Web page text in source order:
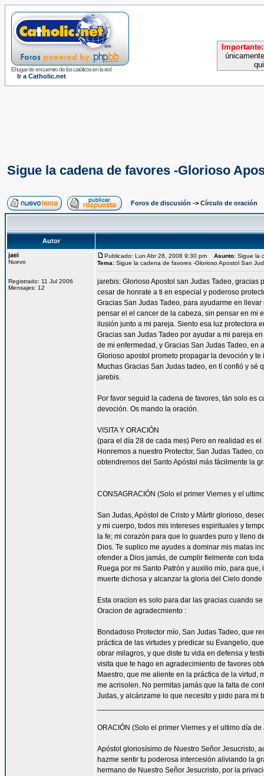
El lugar de encuentro de los católicos en la red
Ir a Catholic.net
Importante:
Sigue la cadena de favores -Glorioso
Foros de discusión -> Círculo de oración
Autor
jaei
Nuevo
Registrado: 11 Jul 2006
Mensajes: 12
Publicado: Lun Abr 28, 2008 9:30 pm Asunto: Sigue la
Tema: Sigue la cadena de favores -Glorioso Apostol San
jarebis: Glorioso Apostol san Judas Tadeo,
cesar de honrate a ti en especial y poderoso
Gracias San Judas Tadeo, para ayudarme en
pensar el el cancer de la cabeza, sin pensar en mi
ilusión junto a mi pareja. Siento esa luz protectora
Gracias san Judas Tadeo por ayudar a mi pareja
de mi enfermedad, y Gracias San Judas Tadeo,
Glorioso apostol prometo propagar la devoción y
Muchas Gracias San Judas tadeo, en tí confió y sé
jarebis.
Por favor seguid la cadena de favores, tán solo es
devoción. Os mando la oración.
VISITA Y ORACIÓN
(para el día 28 de cada mes) Pero en realidad es
Honremos a nuestro Protector, San Judas Tadeo,
obtendremos del Santo Apóstol más fácilmente la
CONSAGRACIÓN (Solo el primer Viernes y el
San Judas, Apóstol de Cristo y Mártir glorioso,
y mi cuerpo, todos mis intereses espirituales y
la fe; mi corazón para que lo guardes puro y lleno
Dios. Te suplico me ayudes a dominar mis malas
ofender a Dios jamás, de cumplir fielmente con
Ruega por mi Santo Patrón y auxilio mío, para
muerte dichosa y alcanzar la gloria del Cielo
Esta oracion es solo para dar las gracias cuando
Oracion de agradecmiento :
Bondadoso Protector mío, San Judas Tadeo, que
práctica de las virtudes y predicar su Evangelio,
obrar milagros, y que diste tu vida en defensa y
visita que te hago en agradecimiento de favores
Maestro, que me aliente en la práctica de la
me acrisolen. No permitas jamás que la falta de
Judas, y alcánzame lo que necesito y pido para mi
ORACIÓN (Solo el primer Viernes y el ultimo día
Apóstol gloriosísimo de Nuestro Señor Jesucristo,
hazme sentir tu poderosa intercesión aliviando la
hermano de Nuestro Señor Jesucristo, por la